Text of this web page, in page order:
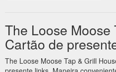
The Loose Moose
Cartão de
The Loose Moose Tap & Grill